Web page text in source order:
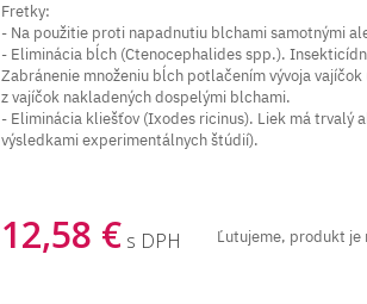
Fretky:
- Na použitie proti napadnutiu blchami samotnými
- Eliminácia bĺch (Ctenocephalides spp.).
Zabránenie množeniu bĺch potlačením vývoja
z vajíčok nakladených dospelými blchami.
- Eliminácia kliešťov (Ixodes ricinus). Liek má trvalý
výsledkami experimentálnych štúdií).
12,58 € s DPH Ľutujeme, produkt je